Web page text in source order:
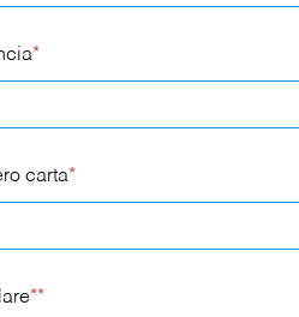
*
carta*
**